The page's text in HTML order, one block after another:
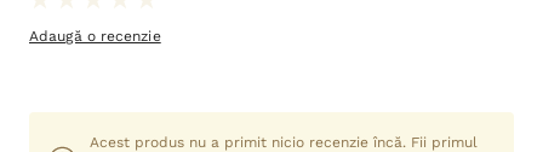
Adaugă o recenzie
Acest produs nu a primit nicio recenzie încă. Fii primul